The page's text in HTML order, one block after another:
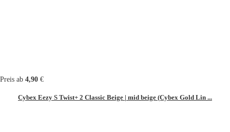
Preis ab 4,90 €
Cybex Eezy S Twist+ 2 Classic Beige | mid beige (Cybex Gold Lin ...